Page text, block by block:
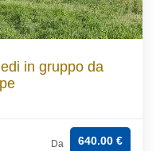
in gruppo da
Da 640.00 €